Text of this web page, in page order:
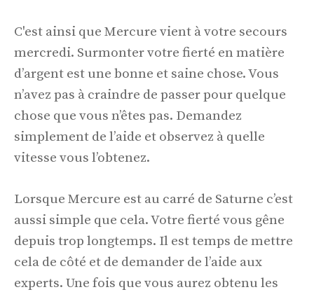
C'est ainsi que Mercure vient à votre secours
mercredi. Surmonter votre fierté en matière
d’argent est une bonne et saine chose. Vous
n’avez pas à craindre de passer pour quelque
chose que vous n’êtes pas. Demandez
simplement de l’aide et observez à quelle
vitesse vous l’obtenez.
Lorsque Mercure est au carré de Saturne c’est
aussi simple que cela. Votre fierté vous gêne
depuis trop longtemps. Il est temps de mettre
cela de côté et de demander de l’aide aux
experts. Une fois que vous aurez obtenu les